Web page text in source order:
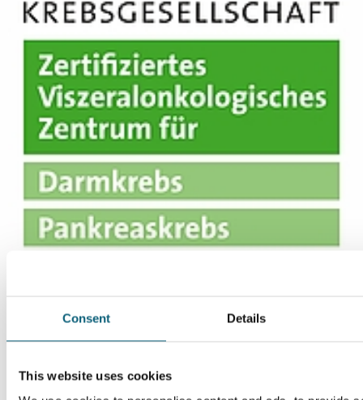
Consent Details
This website uses cookies
Um diesen externen Inhalt aufrufen zu können, benötigen wir
Datenschutz-Einstellungen